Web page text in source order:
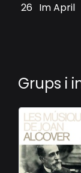
26 Im April
Grups i